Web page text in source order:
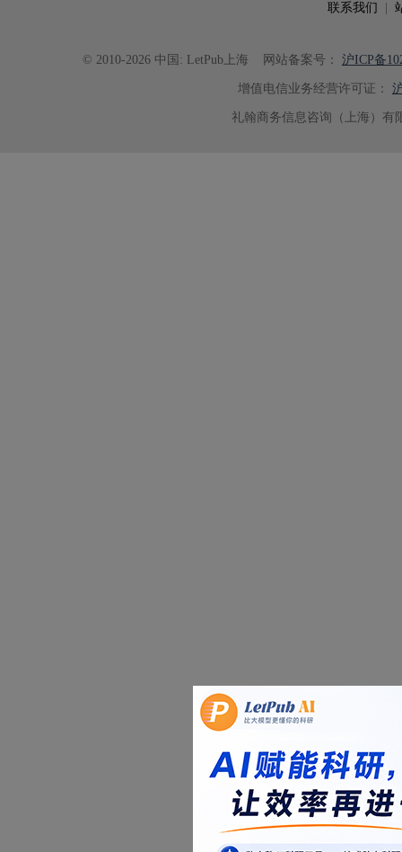
联系我们
© 2010-2026 中国: LetPub上海 网站备案号： 沪ICP备
增值电信业务经营许可证：
礼翰商务信息咨询（上海）